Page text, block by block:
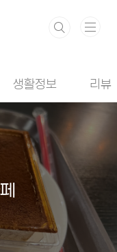
생활정보 리뷰